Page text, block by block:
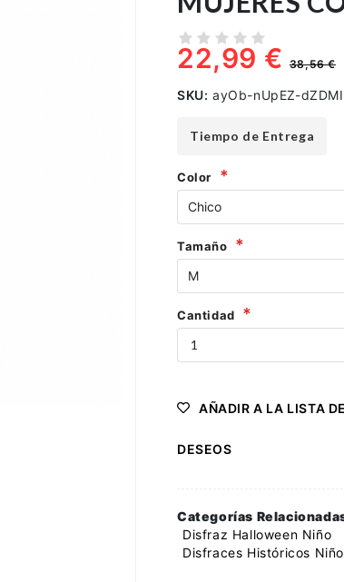
22,99 €38,56 €
SKU: ayOb-nUpEZ-
Tiempo de Entrega
Color
Tamaño
Cantidad
AÑADIR A LA LISTA DE
DESEOS
Categorías
Disfraz Halloween Niño
Disfraces Históricos